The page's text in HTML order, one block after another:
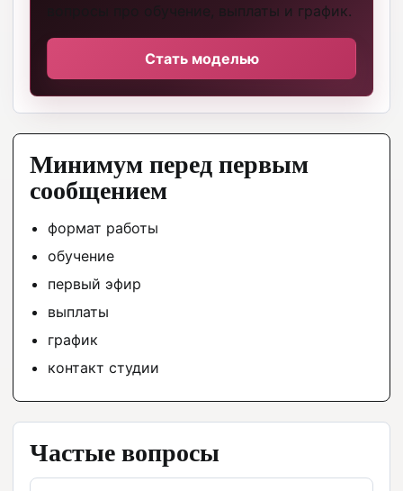
вопросы про обучение, выплаты и график.
Стать моделью
Минимум перед первым
сообщением
формат работы
обучение
первый эфир
выплаты
график
контакт студии
Частые вопросы